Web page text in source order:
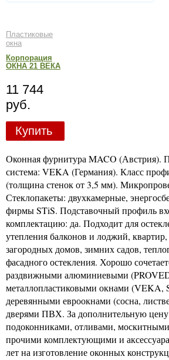
Пластиковые
окна
Корпорация
ОКНА 21 ВЕКА
11 744
руб.
Купить
Оконная фурнитура MACO (Австрия).
система: VEKA (Германия). Класс
(толщина стенок от 3,5 мм).
Стеклопакеты: двухкамерные,
фирмы STiS. Подставочный профиль
комплектацию: да. Подходит для
утепления балконов и лоджий, квартир,
загородных домов, зимних садов,
фасадного остекления. Хорошо
раздвижными алюминиевыми
металлопластиковыми окнами (VEKA,
деревянными евроокнами (сосна,
дверями ПВХ. За дополнительную цену
подоконниками, отливами,
прочими комплектующими и
лет на изготовление оконных